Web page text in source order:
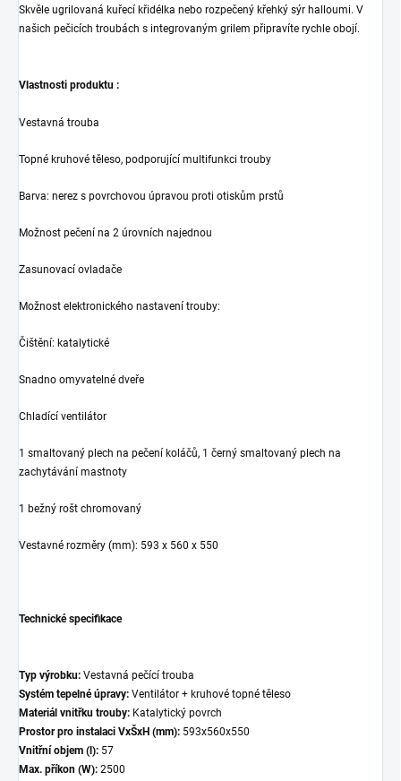
Skvěle ugrilovaná kuřecí křidélka nebo rozpečený křehký sýr halloumi. V
našich pečicích troubách s integrovaným grilem připravíte rychle obojí.
Vlastnosti produktu :
Vestavná trouba
Topné kruhové těleso, podporující multifunkci trouby
Barva: nerez s povrchovou úpravou proti otiskům prstů
Možnost pečení na 2 úrovních najednou
Zasunovací ovladače
Možnost elektronického nastavení trouby:
Čištění: katalytické
Snadno omyvatelné dveře
Chladící ventilátor
1 smaltovaný plech na pečení koláčů, 1 černý smaltovaný plech na
zachytávání mastnoty
1 bežný rošt chromovaný
Vestavné rozměry (mm): 593 x 560 x 550
Technické specifikace
Typ výrobku: Vestavná pečící trouba
Systém tepelné úpravy: Ventilátor + kruhové topné těleso
Materiál vnitřku trouby: Katalytický povrch
Prostor pro instalaci VxŠxH (mm): 593x560x550
Vnitřní objem (l): 57
Max. příkon (W): 2500